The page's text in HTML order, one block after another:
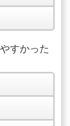
すかった